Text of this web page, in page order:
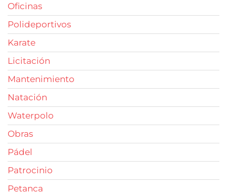
Oficinas
Polideportivos
Karate
Licitación
Mantenimiento
Natación
Waterpolo
Obras
Pádel
Patrocinio
Petanca